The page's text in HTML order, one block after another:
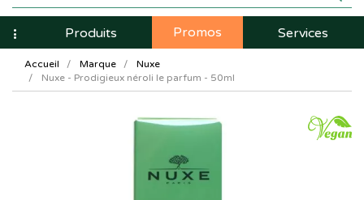
Pharmacie
Paque
Amiens
NavigationProduits Promos Services
Accueil Marque
Nuxe
Nuxe - Prodigieux néroli le parfum - 50ml